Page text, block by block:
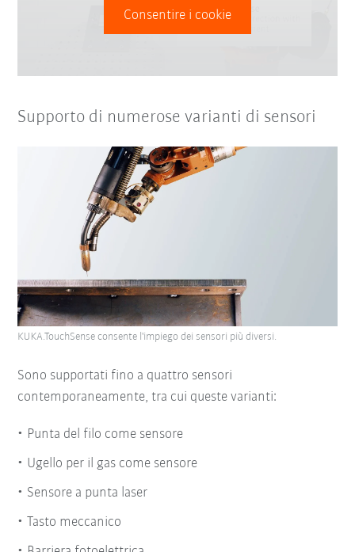
Consentire i cookie
Supporto di numerose varianti di sensori
Sono supportati fino a quattro sensori
contemporaneamente, tra cui queste varianti:
Punta del filo come sensore
Ugello per il gas come sensore
Sensore a punta laser
Tasto meccanico
KUKA.TouchSense consente l'impiego dei sensori più diversi.